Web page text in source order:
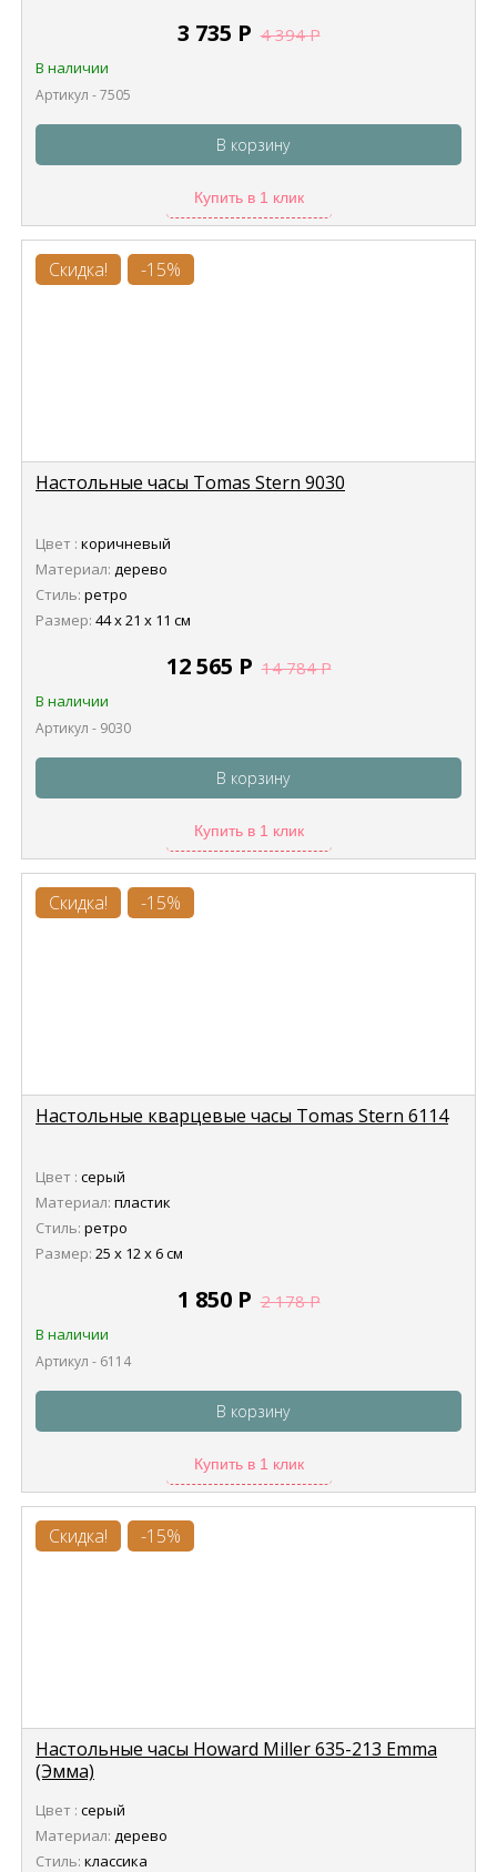
3 735 Р 4 394Р
В наличии
Артикул - 7505
В корзину
Купить в 1 клик
Скидка! -15%
Настольные часы Tomas Stern 9030
Цвет : коричневый
Материал: дерево
Стиль: ретро
Размер: 44 х 21 х 11 см
12 565 Р 14 784Р
В наличии
Артикул - 9030
В корзину
Купить в 1 клик
Скидка! -15%
Настольные кварцевые часы Tomas Stern 6114
Цвет : серый
Материал: пластик
Стиль: ретро
Размер: 25 х 12 х 6 см
1 850 Р 2 178Р
В наличии
Артикул - 6114
В корзину
Купить в 1 клик
Скидка! -15%
Настольные часы Howard Miller 635-213 Emma
(Эмма)
Цвет : серый
Материал: дерево
Стиль: классика